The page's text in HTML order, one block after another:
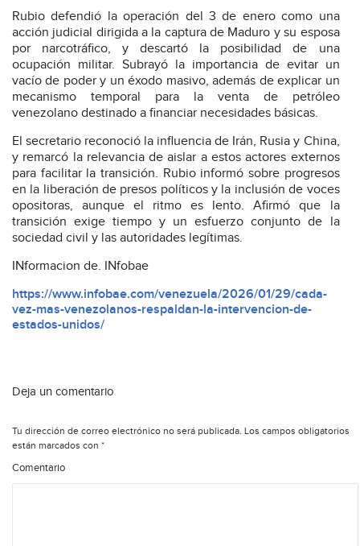
Rubio defendió la operación del 3 de enero como una
acción judicial dirigida a la captura de Maduro y su esposa
por narcotráfico, y descartó la posibilidad de una
ocupación militar. Subrayó la importancia de evitar un
vacío de poder y un éxodo masivo, además de explicar un
mecanismo temporal para la venta de petróleo
venezolano destinado a financiar necesidades básicas.
El secretario reconoció la influencia de Irán, Rusia y China,
y remarcó la relevancia de aislar a estos actores externos
para facilitar la transición. Rubio informó sobre progresos
en la liberación de presos políticos y la inclusión de voces
opositoras, aunque el ritmo es lento. Afirmó que la
transición exige tiempo y un esfuerzo conjunto de la
sociedad civil y las autoridades legítimas.
INformacion de. INfobae
https://www.infobae.com/venezuela/2026/01/29/cada-
vez-mas-venezolanos-respaldan-la-intervencion-de-
estados-unidos/
Deja un comentario
Tu dirección de correo electrónico no será publicada. Los campos obligatorios
están marcados con *
Comentario